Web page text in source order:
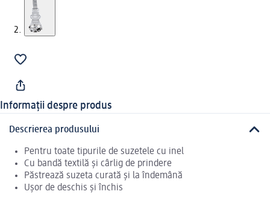
Informații despre produs
Descrierea produsului
Pentru toate tipurile de suzetele cu inel
Cu bandă textilă și cârlig de prindere
Păstrează suzeta curată și la îndemână
Ușor de deschis și închis